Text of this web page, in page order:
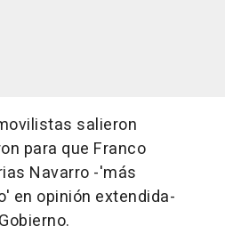
salieron
para que Franco
Navarro -'más
en opinión extendida-